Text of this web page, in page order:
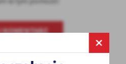
KOMENTARZ